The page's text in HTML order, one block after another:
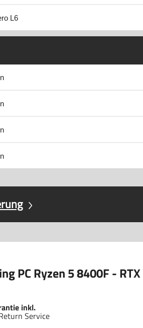
L6
PC Ryzen 5 8400F -
inkl.
Service